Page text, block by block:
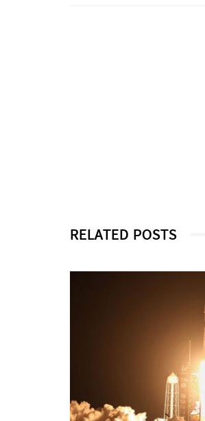
RELATED POSTS